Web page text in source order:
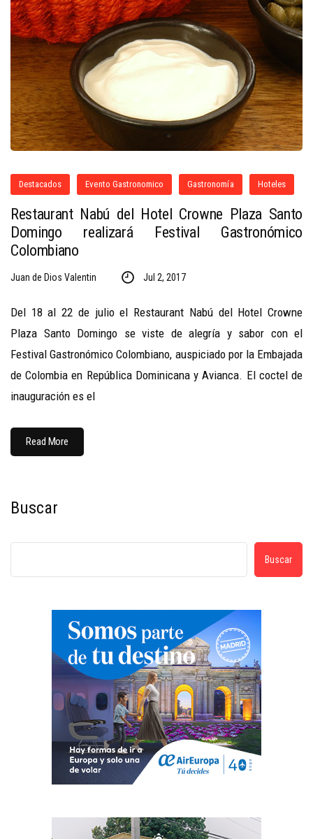
Destacados Evento Gastronomico Gastronomía Hoteles
Restaurant Nabú del Hotel Crowne Plaza Santo
Domingo realizará Festival Gastronómico
Colombiano
Juan de Dios Valentin Jul 2, 2017
Del 18 al 22 de julio el Restaurant Nabú del Hotel Crowne
Plaza Santo Domingo se viste de alegría y sabor con el
Festival Gastronómico Colombiano, auspiciado por la Embajada
de Colombia en República Dominicana y Avianca. El coctel de
inauguración es el
Read More
Buscar
Buscar